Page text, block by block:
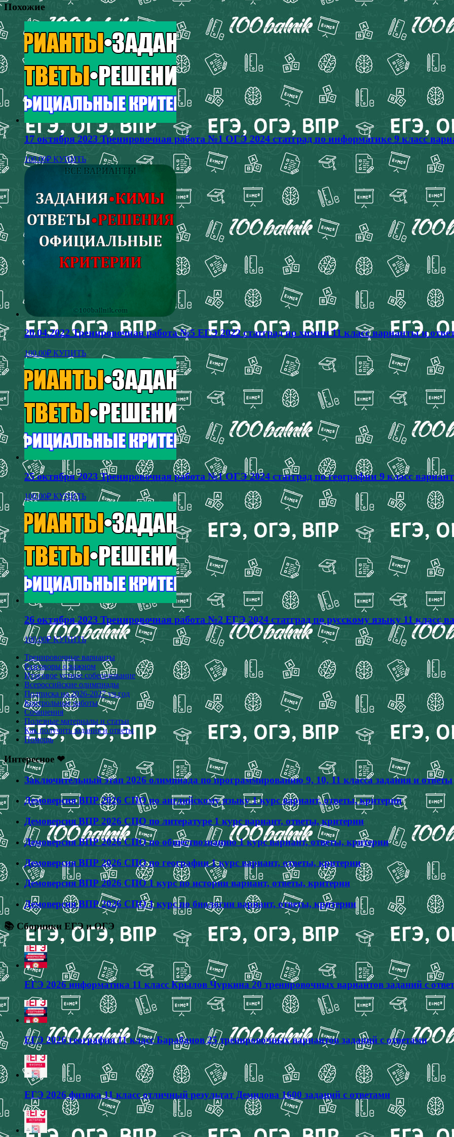
Похожие
17 октября 2023 Тренировочная работа №1 ОГЭ 2024 статград по информатике 9 класс
100.00₽ КУПИТЬ
20.04.2022 Тренировочная работа №5 ЕГЭ 2022 статград по химии 11 класс варианты и
100.00₽ КУПИТЬ
25 октября 2023 Тренировочная работа №1 ОГЭ 2024 статград по географии 9 класс
100.00₽ КУПИТЬ
26 октября 2023 Тренировочная работа №2 ЕГЭ 2024 статград по русскому языку 11 класс
100.00₽ КУПИТЬ
Тренировочные варианты
Разговоры о важном
Итоговое устное собеседование
Всероссийские олимпиады
Подписка на 2026-2027 уч.год
Контрольные работы
Сочинения
Полезные материалы и статьи
Как получить задания и ответы
Помощь
Интересное ❤
Заключительный этап 2026 олимпиада по программированию 9, 10, 11 класса задания и ответы
Демоверсия ВПР 2026 СПО по английскому языку 1 курс вариант, ответы, критерии
Демоверсия ВПР 2026 СПО по литературе 1 курс вариант, ответы, критерии
Демоверсия ВПР 2026 СПО по обществознанию 1 курс вариант, ответы, критерии
Демоверсия ВПР 2026 СПО по географии 1 курс вариант, ответы, критерии
Демоверсия ВПР 2026 СПО 1 курс по истории вариант, ответы, критерии
Демоверсия ВПР 2026 СПО 1 курс по биологии вариант, ответы, критерии
📚 Сборники ЕГЭ и ОГЭ
ЕГЭ 2026 информатика 11 класс Крылов Чуркина 20 тренировочных вариантов заданий с
ЕГЭ 2026 география 11 класс Барабанов 25 тренировочных вариантов заданий с ответами
ЕГЭ 2026 физика 11 класс отличный результат Демидова 1600 заданий с ответами